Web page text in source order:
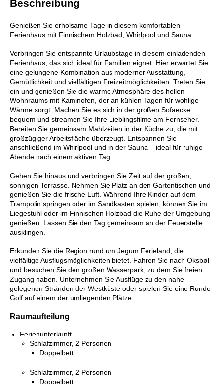
Beschreibung
Genießen Sie erholsame Tage in diesem komfortablen
Ferienhaus mit Finnischem Holzbad, Whirlpool und Sauna.
Verbringen Sie entspannte Urlaubstage in diesem einladenden
Ferienhaus, das sich ideal für Familien eignet. Hier erwartet Sie
eine gelungene Kombination aus moderner Ausstattung,
Gemütlichkeit und vielfältigen Freizeitmöglichkeiten. Treten Sie
ein und genießen Sie die warme Atmosphäre des hellen
Wohnraums mit Kaminofen, der an kühlen Tagen für wohlige
Wärme sorgt. Machen Sie es sich in der großen Sofaecke
bequem und streamen Sie Ihre Lieblingsfilme am Fernseher.
Bereiten Sie gemeinsam Mahlzeiten in der Küche zu, die mit
großzügiger Arbeitsfläche überzeugt. Entspannen Sie
anschließend im Whirlpool und in der Sauna – ideal für ruhige
Abende nach einem aktiven Tag.
Gehen Sie hinaus und verbringen Sie Zeit auf der großen,
sonnigen Terrasse. Nehmen Sie Platz an den Gartentischen und
genießen Sie die frische Luft. Während Ihre Kinder auf dem
Trampolin springen oder im Sandkasten spielen, können Sie im
Liegestuhl oder im Finnischen Holzbad die Ruhe der Umgebung
genießen. Lassen Sie den Tag gemeinsam an der Feuerstelle
ausklingen.
Erkunden Sie die Region rund um Jegum Ferieland, die
vielfältige Ausflugsmöglichkeiten bietet. Fahren Sie nach Oksbøl
und besuchen Sie den großen Wasserpark, zu dem Sie freien
Zugang haben. Unternehmen Sie Ausflüge zu den nahe
gelegenen Stränden der Westküste oder spielen Sie eine Runde
Golf auf einem der umliegenden Plätze.
Raumaufteilung
Ferienunterkunft
Schlafzimmer, 2 Personen
Doppelbett
Schlafzimmer, 2 Personen
Doppelbett